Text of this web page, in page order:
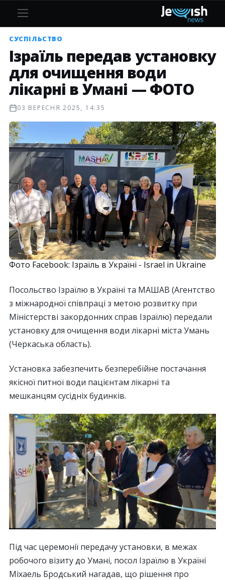
СУСПІЛЬСТВО
Ізраїль передав установку
для очищення води
лікарні в Умані — ФОТО
03 ВЕРЕСНЯ 2025, 14:35
Фото Facebook: Ізраїль в Україні - Israel in Ukraine
Посольство Ізраїлю в Україні та МАШАВ (Агентство
з міжнародної співпраці з метою розвитку при
Міністерстві закордонних справ Ізраїлю) передали
установку для очищення води лікарні міста Умань
(Черкаська область).
Установка забезпечить безперебійне постачання
якісної питної води пацієнтам лікарні та
мешканцям сусідніх будинків.
Під час церемонії передачу установки, в межах
робочого візиту до Умані, посол Ізраїлю в Україні
Міхаель Бродський нагадав, що рішення про